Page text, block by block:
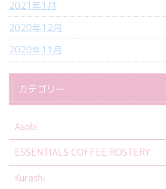
2021年1月
2020年12月
2020年11月
カテゴリー
Asobi
ESSENTIALS COFFEE ROSTERY
Kurashi